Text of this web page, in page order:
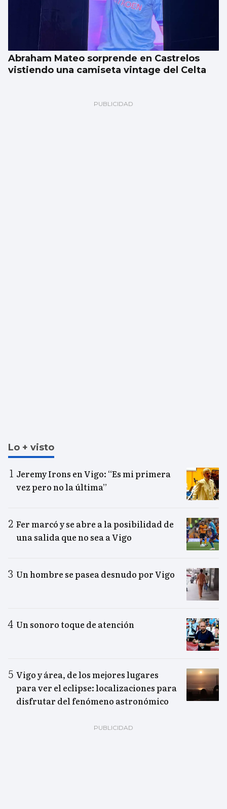
Abraham Mateo sorprende en Castrelos
vistiendo una camiseta vintage del Celta
Lo + visto
Jeremy Irons en Vigo: “Es mi primera
vez pero no la última”
Fer marcó y se abre a la posibilidad de
una salida que no sea a Vigo
Un hombre se pasea desnudo por Vigo
Un sonoro toque de atención
Vigo y área, de los mejores lugares
para ver el eclipse: localizaciones para
disfrutar del fenómeno astronómico